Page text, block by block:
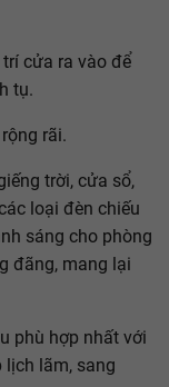
cửa ra vào để
tụ.
rãi.
trời, cửa sổ,
loại đèn chiếu
sáng cho phòng
đãng, mang lại
phù hợp nhất với
lịch lãm, sang